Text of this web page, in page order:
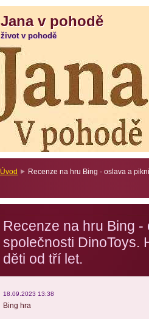
Jana v pohodě
Jana v pohodě
život v pohodě
život v pohodě
Úvod Recenze na hru Bing - oslava a
Recenze na hru Bing
společnosti DinoToys.
děti od tří let.
18.09.2023 13:38
Bing hra